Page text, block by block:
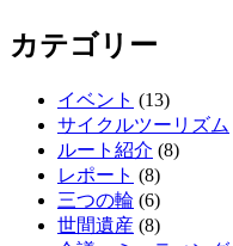
カテゴリー
イベント (13)
サイクルツーリズム
ルート紹介 (8)
レポート (8)
三つの輪 (6)
世間遺産 (8)